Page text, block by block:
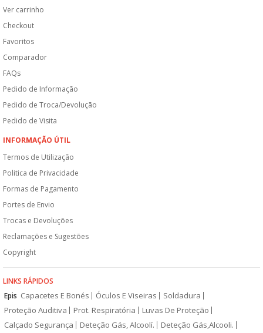
Ver carrinho
Checkout
Favoritos
Comparador
FAQs
Pedido de Informação
Pedido de Troca/Devolução
Pedido de Visita
INFORMAÇÃO ÚTIL
Termos de Utilização
Politica de Privacidade
Formas de Pagamento
Portes de Envio
Trocas e Devoluções
Reclamações e Sugestões
Copyright
LINKS RÁPIDOS
Epis Capacetes E Bonés Óculos E Viseiras
Soldadura
Proteção Auditiva
Prot. Respiratória
Luvas De Proteção
Calçado Segurança
Deteção Gás, Alcoolí.
Deteção Gás,Alcooli.